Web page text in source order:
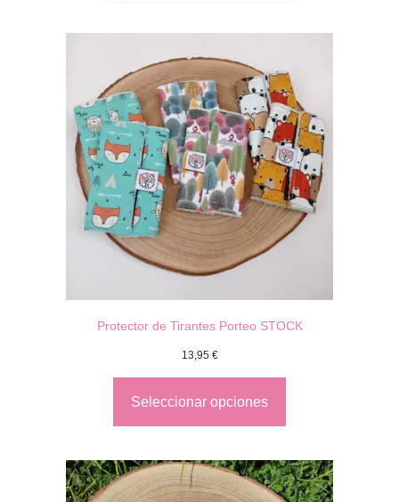
Protector de Tirantes Porteo STOCK
13,95 €
Seleccionar opciones